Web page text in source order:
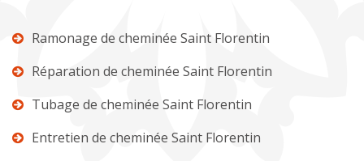
Ramonage de cheminée Saint Florentin
Réparation de cheminée Saint Florentin
Tubage de cheminée Saint Florentin
Entretien de cheminée Saint Florentin